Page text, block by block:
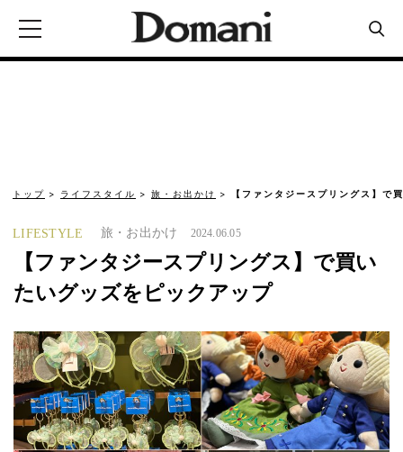
トップ ライフスタイル 旅・お出かけ 【ファンタジースプリングス】で
LIFESTYLE 旅・お出かけ 2024.06.05
【ファンタジースプリングス】で買い
たいグッズをピックアップ